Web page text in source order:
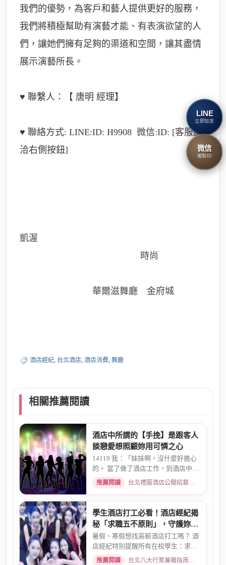
我們的優勢 ，為客戶和藝人提供更好的服務，
我們將積極幫助有演藝才能、有表演欲望的人
們，讓她們擁有足夠的渠道和空間，讓其盡情
展示演藝所長。
♥ 聯繫人：【 唐明 經理】
♥ 聯絡方式: LINE:ID: H9908 微信:ID: [客服請
洽右側按鈕]
凱渥
時尚
華爾滋舞廳 金府城
酒店經紀, 台北酒店, 酒店消費, 舞廳
相關推薦閱讀
酒店中所謂的【手挽】是跟客人
談戀愛想照顧妳用可憐之心
14119 我：「妹妹啊，沒什麼好擔心
的。 當了做了酒店工作，到酒店中，
還有兩個機會 一個是單純、...
推薦閱讀 台北禮服酒店公關招募：兼職工作內容與薪資規範 · 2026-01-08
學生酒店打工必看！酒店經紀揭
秘「求職五不原則」，守護妳的
求職安全
暑假、寒假想找高薪酒店打工嗎？ 酒
店經紀特別提醒所有在校學生：求職
時請務必堅守「五不原則」...
推薦閱讀 台北八大行業兼職指南：熱門職缺與求職須知 · 2026-03-09
LINE
立即加友
微信
複製ID